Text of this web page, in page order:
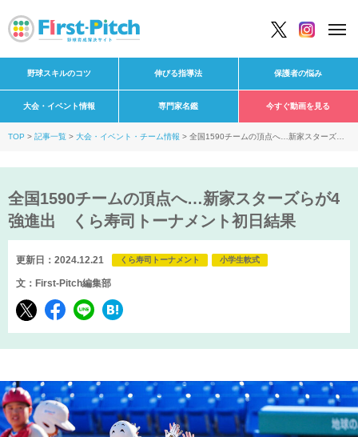
野球スキルのコツ 伸びる指導法 保護者の悩み
大会・イベント情報 専門家名鑑 今すぐ動画を見る
TOP 記事一覧 大会・イベント・チーム情報
全国1590チームの頂点へ…新家スターズら
全国1590チームの頂点へ…新家スターズらが4
強進出 くら寿司トーナメント初日結果
更新日：2024.12.21 くら寿司トーナメント 小学生軟式
文：First-Pitch編集部